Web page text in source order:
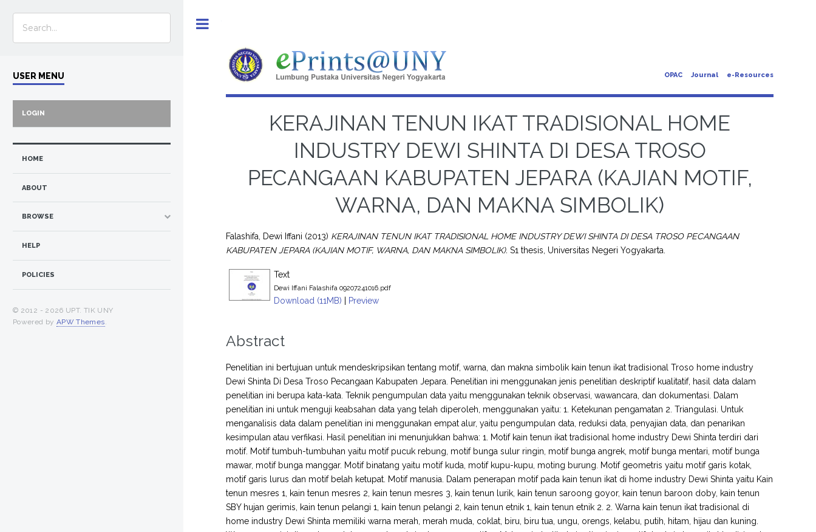
OPAC Journal e-Resources
KERAJINAN TENUN IKAT TRADISIONAL HOME
INDUSTRY DEWI SHINTA DI DESA TROSO
PECANGAAN KABUPATEN JEPARA (KAJIAN MOTIF,
WARNA, DAN MAKNA SIMBOLIK)
Falashifa, Dewi Iffani (2013) KERAJINAN TENUN IKAT TRADISIONAL HOME INDUSTRY DEWI SHINTA DI DESA TROSO PECANGAAN
KABUPATEN JEPARA (KAJIAN MOTIF, WARNA, DAN MAKNA SIMBOLIK). S1 thesis, Universitas Negeri Yogyakarta.
Text
Dewi Iffani Falashifa 09207241016.pdf
Download (11MB) | Preview
Abstract
Penelitian ini bertujuan untuk mendeskripsikan tentang motif, warna, dan makna simbolik kain tenun ikat tradisional Troso home industry
Dewi Shinta Di Desa Troso Pecangaan Kabupaten Jepara. Penelitian ini menggunakan jenis penelitian deskriptif kualitatif, hasil data dalam
penelitian ini berupa kata-kata. Teknik pengumpulan data yaitu menggunakan teknik observasi, wawancara, dan dokumentasi. Dalam
penelitian ini untuk menguji keabsahan data yang telah diperoleh, menggunakan yaitu: 1. Ketekunan pengamatan 2. Triangulasi. Untuk
menganalisis data dalam penelitian ini menggunakan empat alur, yaitu pengumpulan data, reduksi data, penyajian data, dan penarikan
kesimpulan atau verfikasi. Hasil penelitian ini menunjukkan bahwa: 1. Motif kain tenun ikat tradisional home industry Dewi Shinta terdiri dari
motif. Motif tumbuh-tumbuhan yaitu motif pucuk rebung, motif bunga sulur ringin, motif bunga angrek, motif bunga mentari, motif bunga
mawar, motif bunga manggar. Motif binatang yaitu motif kuda, motif kupu-kupu, moting burung. Motif geometris yaitu motif garis kotak,
motif garis lurus dan motif belah ketupat. Motif manusia. Dalam penerapan motif pada kain tenun ikat di home industry Dewi Shinta yaitu Kain
tenun mesres 1, kain tenun mesres 2, kain tenun mesres 3, kain tenun lurik, kain tenun saroong goyor, kain tenun baroon doby, kain tenun
SBY hujan gerimis, kain tenun pelangi 1, kain tenun pelangi 2, kain tenun etnik 1, kain tenun etnik 2. 2. Warna kain tenun ikat tradisional di
home industry Dewi Shinta memiliki warna merah, merah muda, coklat, biru, biru tua, ungu, orengs, kelabu, putih, hitam, hijau dan kuning.
USER MENU
LOGIN
HOME
ABOUT
BROWSE
HELP
POLICIES
© 2012 - 2026 UPT. TIK UNY
Powered by APW Themes